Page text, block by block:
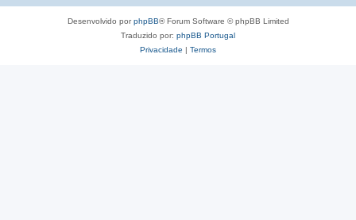
a
Desenvolvido porphpBB® Forum Software © phpBB Limited
Traduzido por: phpBB Portugal
Privacidade | Termos